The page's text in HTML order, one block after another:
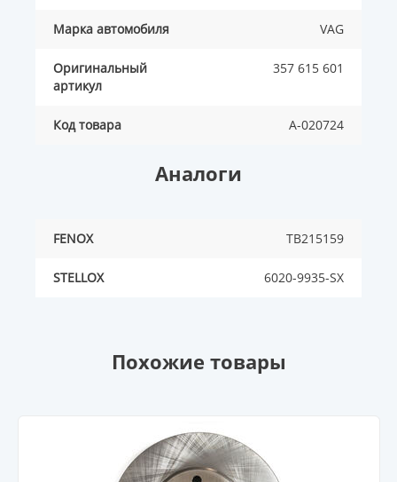
Марка автомобиля VAG
Оригинальный
артикул
357 615 601
Код товара A-020724
Аналоги
FENOX TB215159
STELLOX 6020-9935-SX
Похожие товары